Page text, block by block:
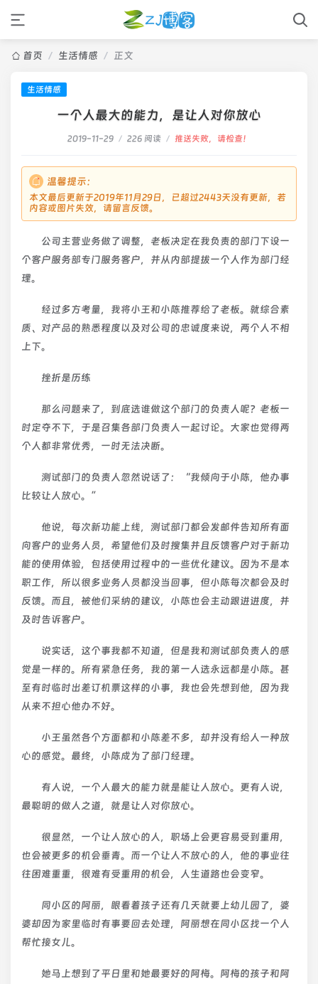
首页 / 生活情感 / 正文
生活情感
一个人最大的能力，是让人对你放心
2019-11-29 / 226 阅读 / 推送失败，请检查！
温馨提示：
本文最后更新于2019年11月29日，已超过2443天没有更新，若
内容或图片失效，请留言反馈。
公司主营业务做了调整，老板决定在我负责的部门下设一
个客户服务部专门服务客户，并从内部提拔一个人作为部门经
理。
经过多方考量，我将小王和小陈推荐给了老板。就综合素
质、对产品的熟悉程度以及对公司的忠诚度来说，两个人不相
上下。
挫折是历练
那么问题来了，到底选谁做这个部门的负责人呢？老板一
时定夺不下，于是召集各部门负责人一起讨论。大家也觉得两
个人都非常优秀，一时无法决断。
测试部门的负责人忽然说话了：“我倾向于小陈，他办事
比较让人放心。”
他说，每次新功能上线，测试部门都会发邮件告知所有面
向客户的业务人员，希望他们及时搜集并且反馈客户对于新功
能的使用体验，包括使用过程中的一些优化建议。因为不是本
职工作，所以很多业务人员都没当回事，但小陈每次都会及时
反馈。而且，被他们采纳的建议，小陈也会主动跟进进度，并
及时告诉客户。
说实话，这个事我都不知道，但是我和测试部负责人的感
觉是一样的。所有紧急任务，我的第一人选永远都是小陈。甚
至有时临时出差订机票这样的小事，我也会先想到他，因为我
从来不担心他办不好。
小王虽然各个方面都和小陈差不多，却并没有给人一种放
心的感觉。最终，小陈成为了部门经理。
有人说，一个人最大的能力就是能让人放心。更有人说，
最聪明的做人之道，就是让人对你放心。
很显然，一个让人放心的人，职场上会更容易受到重用，
也会被更多的机会垂青。而一个让人不放心的人，他的事业往
往困难重重，很难有受重用的机会，人生道路也会变窄。
同小区的阿丽，眼看着孩子还有几天就要上幼儿园了，婆
婆却因为家里临时有事要回去处理，阿丽想在同小区找一个人
帮忙接女儿。
她马上想到了平日里和她最要好的阿梅。阿梅的孩子和阿